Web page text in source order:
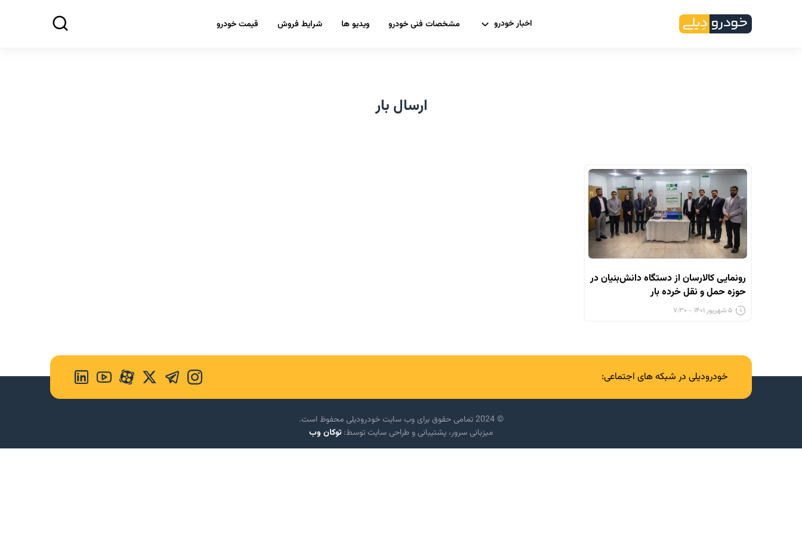
اخبار خودرو مشخصات فنی خودرو ویدیو ها شرایط فروش قیمت خودرو
ارسال بار
رونمایی کالارسان از دستگاه دانش‌بنیان در
حوزه حمل و نقل خرده بار
۵ شهریور ۱۴۰۱ - ۷:۳۰
خودرودیلی در شبکه های اجتماعی:
© 2024 تمامی حقوق برای وب سایت خودرودیلی محفوظ است.
میزبانی سرور، پشتیبانی و طراحی سایت توسط: توکان وب